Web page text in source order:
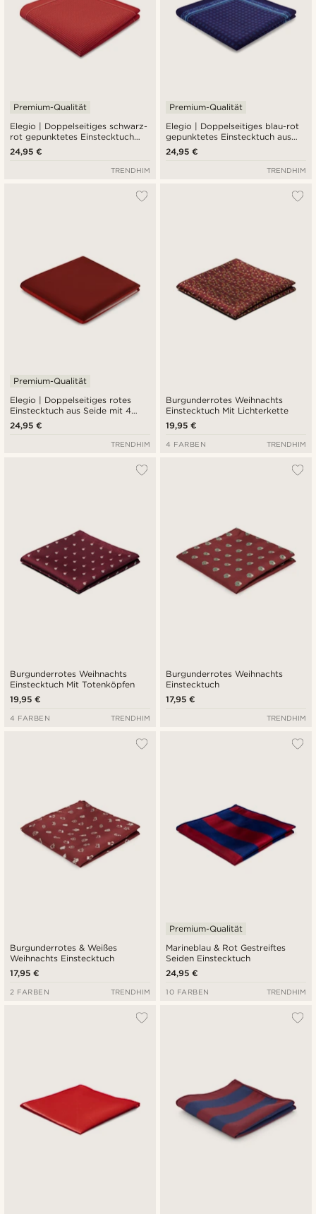
Elegio | Doppelseitiges schwarz-
rot gepunktetes Einstecktuch
aus Seide
Premium-Qualität
24,95 €
TRENDHIM
Elegio | Doppelseitiges blau-rot
gepunktetes Einstecktuch aus
Seide
Premium-Qualität
24,95 €
TRENDHIM
Elegio | Doppelseitiges rotes
Einstecktuch aus Seide mit 4
Farben und Punkten
Premium-Qualität
24,95 €
TRENDHIM
Burgunderrotes Weihnachts
Einstecktuch Mit Lichterkette
19,95 €
4 FARBEN TRENDHIM
Burgunderrotes Weihnachts
Einstecktuch Mit Totenköpfen
19,95 €
4 FARBEN TRENDHIM
Burgunderrotes Weihnachts
Einstecktuch
17,95 €
TRENDHIM
Burgunderrotes & Weißes
Weihnachts Einstecktuch
17,95 €
2 FARBEN TRENDHIM
Marineblau & Rot Gestreiftes
Seiden Einstecktuch
Premium-Qualität
24,95 €
10 FARBEN TRENDHIM